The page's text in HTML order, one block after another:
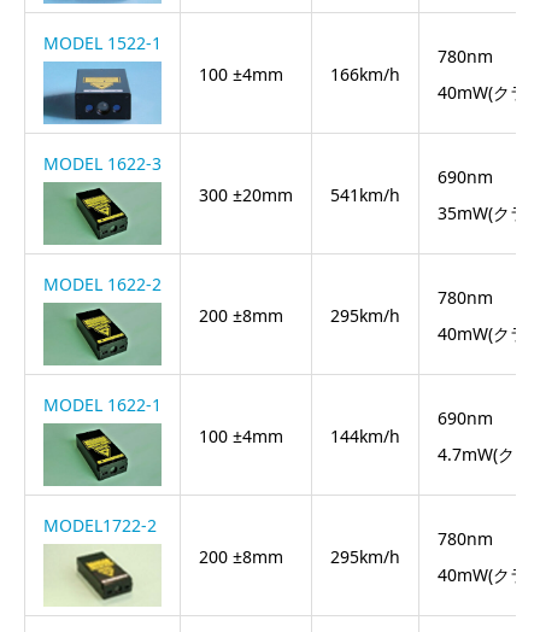
MODEL 1522-1
100 ±4mm
166km/h
780nm
40mW(クラ
MODEL 1622-3
300 ±20mm
541km/h
690nm
35mW(クラ
MODEL 1622-2
200 ±8mm
295km/h
780nm
40mW(クラ
MODEL 1622-1
100 ±4mm
144km/h
690nm
4.7mW(クラ
MODEL1722-2
200 ±8mm
295km/h
780nm
40mW(クラ